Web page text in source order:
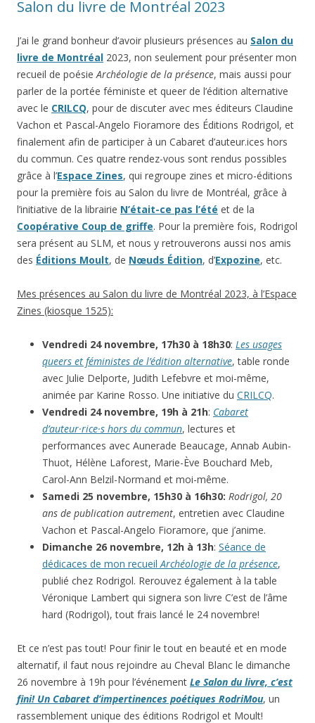
Salon du livre de Montréal 2023
J’ai le grand bonheur d’avoir plusieurs présences au Salon du
livre de Montréal 2023, non seulement pour présenter mon
recueil de poésieArchéologie de la présence, mais aussi pour
parler de la portée féministe et queer de l’édition alternative
avec le CRILCQ, pour de discuter avec mes éditeurs Claudine
Vachon et Pascal-Angelo Fioramore des Éditions Rodrigol, et
finalement afin de participer à un Cabaret d’auteur.ices hors
du commun. Ces quatre rendez-vous sont rendus possibles
grâce à l’Espace Zines, qui regroupe zines et micro-éditions
pour la première fois au Salon du livre de Montréal, grâce à
l’initiative de la librairie N’était-ce pas l’été et de la
Coopérative Coup de griffe. Pour la première fois, Rodrigol
sera présent au SLM, et nous y retrouverons aussi nos amis
des Éditions Moult, de Nœuds Édition, d’Expozine, etc.
Mes présences au Salon du livre de Montréal 2023, à l’Espace
Zines (kiosque 1525):
Vendredi 24 novembre, 17h30 à 18h30: Les usages
queers et féministes de l’édition alternative, table ronde
avec Julie Delporte, Judith Lefebvre et moi-même,
animée par Karine Rosso. Une initiative du CRILCQ.
Vendredi 24 novembre, 19h à 21h: Cabaret
d’auteur·rice·s hors du commun, lectures et
performances avec Aunerade Beaucage, Annab Aubin-
Thuot, Hélène Laforest, Marie-Ève Bouchard Meb,
Carol-Ann Belzil-Normand et moi-même.
Samedi 25 novembre, 15h30 à 16h30: Rodrigol, 20
ans de publication autrement, entretien avec Claudine
Vachon et Pascal-Angelo Fioramore, que j’anime.
Dimanche 26 novembre, 12h à 13h: Séance de
dédicaces de mon recueilArchéologie de la présence,
publié chez Rodrigol. Rerouvez également à la table
Véronique Lambert qui signera son livre C’est de l’âme
hard (Rodrigol), tout frais lancé le 24 novembre!
Et ce n’est pas tout! Pour finir le tout en beauté et en mode
alternatif, il faut nous rejoindre au Cheval Blanc le dimanche
26 novembre à 19h pour l’événement Le Salon du livre, c’est
fini! Un Cabaret d’impertinences poétiques RodriMou, un
rassemblement unique des éditions Rodrigol et Moult!